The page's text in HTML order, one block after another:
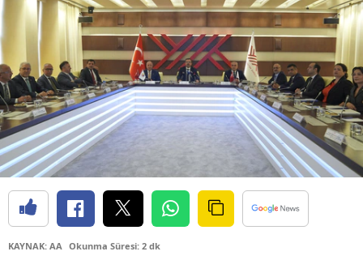
KAYNAK: AA Okunma Süresi: 2 dk